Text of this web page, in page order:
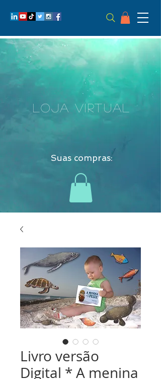
LOJA VIRTUAL
Suas compras:
Livro versão
Digital * A menina